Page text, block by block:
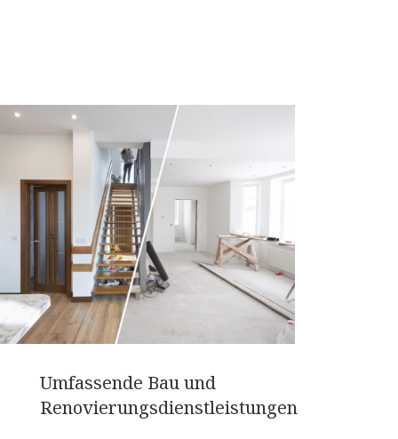
Umfassende Bau und
Renovierungsdienstleistungen